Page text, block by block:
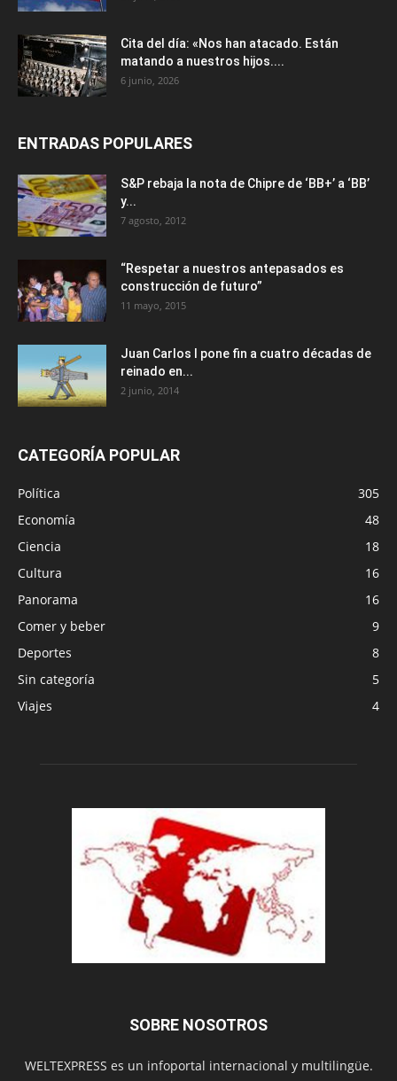
Cita del día: «Nos han atacado. Están
matando a nuestros hijos....
6 junio, 2026
ENTRADAS POPULARES
S&P rebaja la nota de Chipre de ‘BB+’ a ‘ВВ’
y...
7 agosto, 2012
“Respetar a nuestros antepasados es
construcción de futuro”
11 mayo, 2015
Juan Carlos I pone fin a cuatro décadas de
reinado en...
2 junio, 2014
CATEGORÍA POPULAR
Política
305
Economía
48
Ciencia
18
Cultura
16
Panorama
16
Comer y beber
9
Deportes
8
Sin categoría
5
Viajes
4
SOBRE NOSOTROS
WELTEXPRESS es un infoportal internacional y multilingüe.